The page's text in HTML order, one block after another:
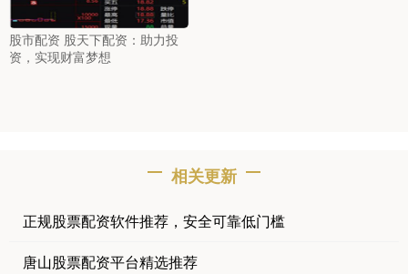
股市配资 股天下配资：助力投
资，实现财富梦想
相关更新
正规股票配资软件推荐，安全可靠低门槛
唐山股票配资平台精选推荐